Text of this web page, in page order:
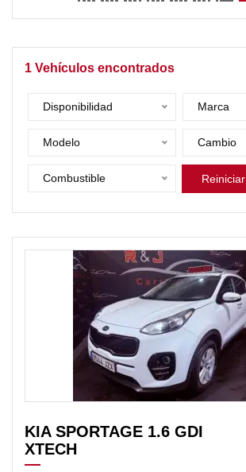
1 Vehículos encontrados
Disponibilidad Marca
Modelo Cambio
Combustible Reiniciar
DISPONIBLE
KIA SPORTAGE 1.6 GDI
XTECH